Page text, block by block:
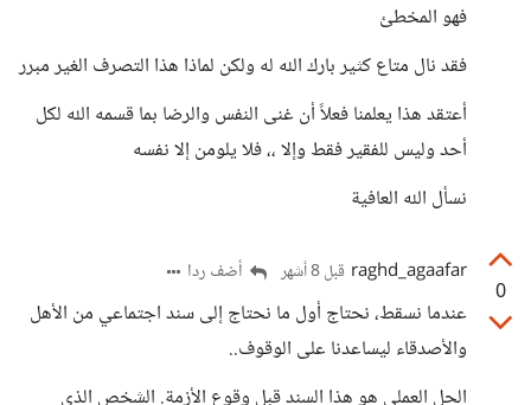
فهو المخطئ
فقد نال متاع كثير بارك الله له ولكن لماذا هذا التصرف الغير مبرر
أعتقد هذا يعلمنا فعلاً أن غنى النفس والرضا بما قسمه الله لكل
أحد وليس للفقير فقط وإلا ،، فلا يلومن إلا نفسه
نسأل الله العافية
0
raghd_agaafar قبل 8 أشهر أضف ردا
عندما نسقط، نحتاج أول ما نحتاج إلى سند اجتماعي من الأهل
والأصدقاء ليساعدنا على الوقوف..